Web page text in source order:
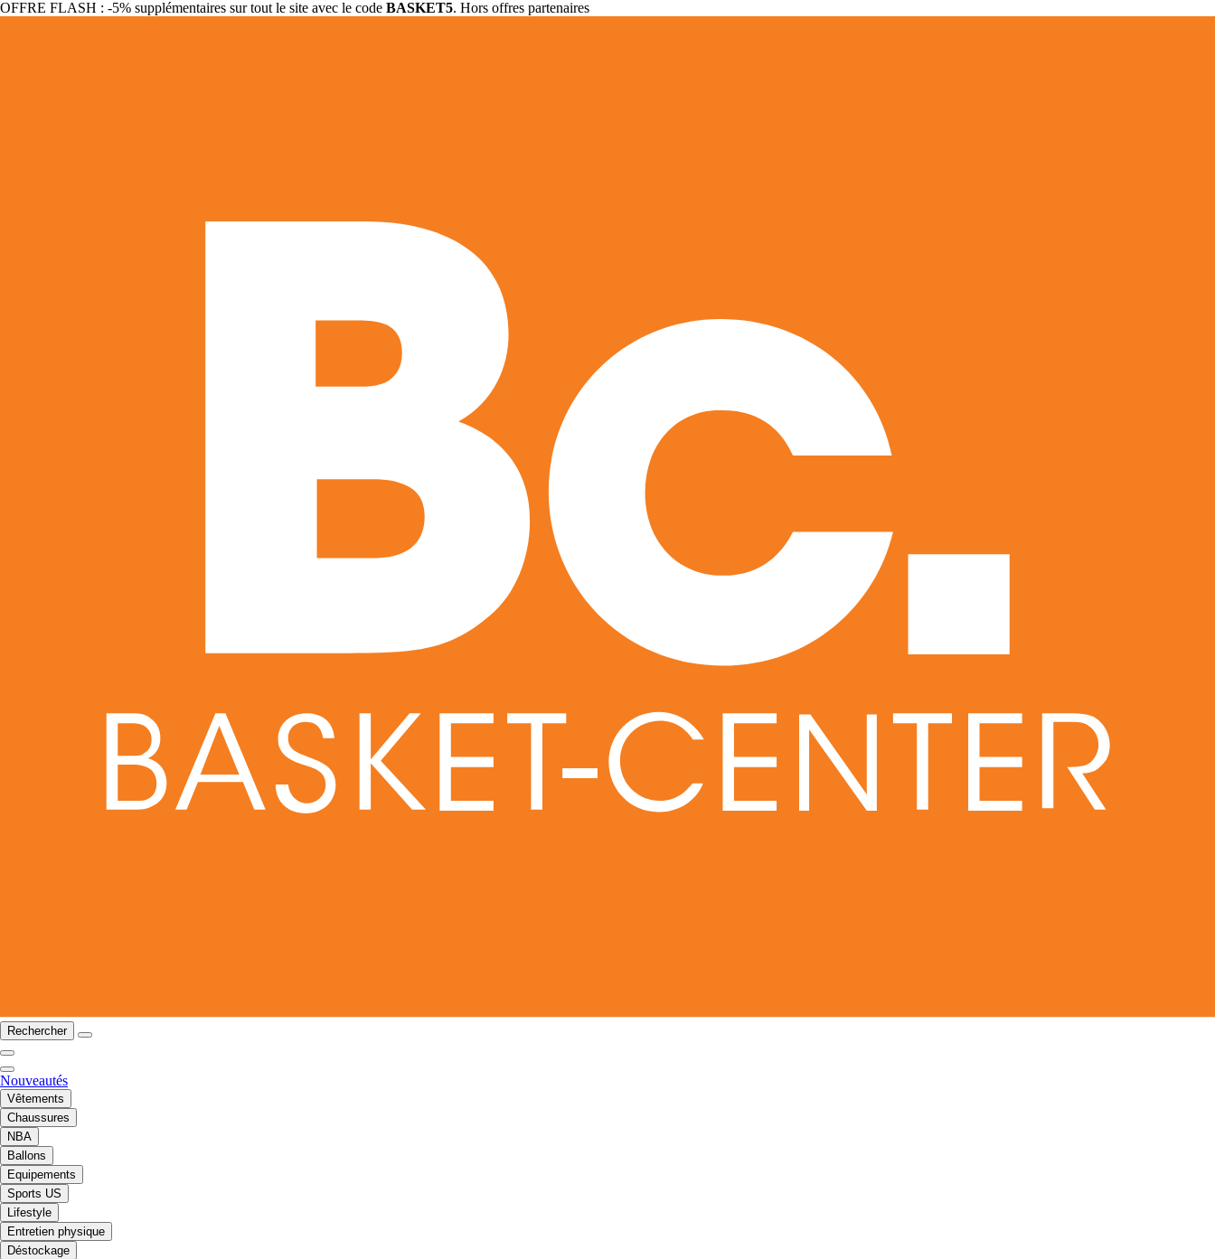
OFFRE FLASH : -5% supplémentaires sur tout le site avec le code BASKET5. Hors offres partenaires
Rechercher
Nouveautés
Vêtements
Chaussures
NBA
Ballons
Equipements
Sports US
Lifestyle
Entretien physique
Déstockage